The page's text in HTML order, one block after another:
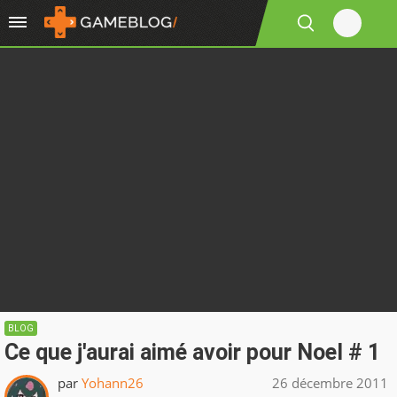
BLOG
Ce que j'aurai aimé avoir pour Noel # 1
par Yohann26 26 décembre 2011